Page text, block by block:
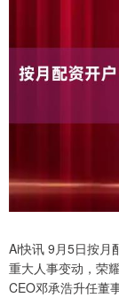
Ai快讯 9月5日按月
重大人事变动，荣
CEO邓承浩升任董